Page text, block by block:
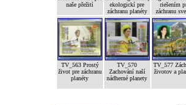
naše přežití
ekologickí pre
záchranu planéty
riešením
záchranu
TV_563 Prostý
život pre záchranu
planéty
TV_570
Zachování naší
nádherné planety
TV_577
životov a